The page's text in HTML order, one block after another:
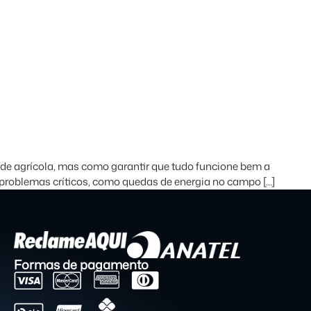
agrícola, mas como garantir que tudo funcione bem a
críticos, como quedas de energia no campo […]
Formas de pagamento